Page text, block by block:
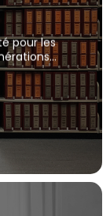
pour les